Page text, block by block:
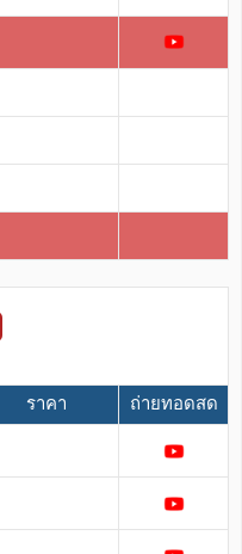
ราคา ถ่ายทอดสด